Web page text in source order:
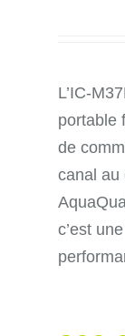
L’IC-
portable
de
canal au
c’est